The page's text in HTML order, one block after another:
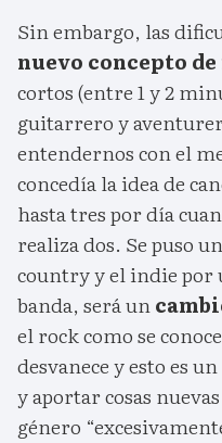
Sin embargo, las
nuevo concepto de
cortos (entre 1 y 2
guitarrero y
entendernos con el
concedía la idea de
hasta tres por día
realiza dos. Se puso
country y el indie por
banda, será un
el rock como se
desvanece y esto es
y aportar cosas
género